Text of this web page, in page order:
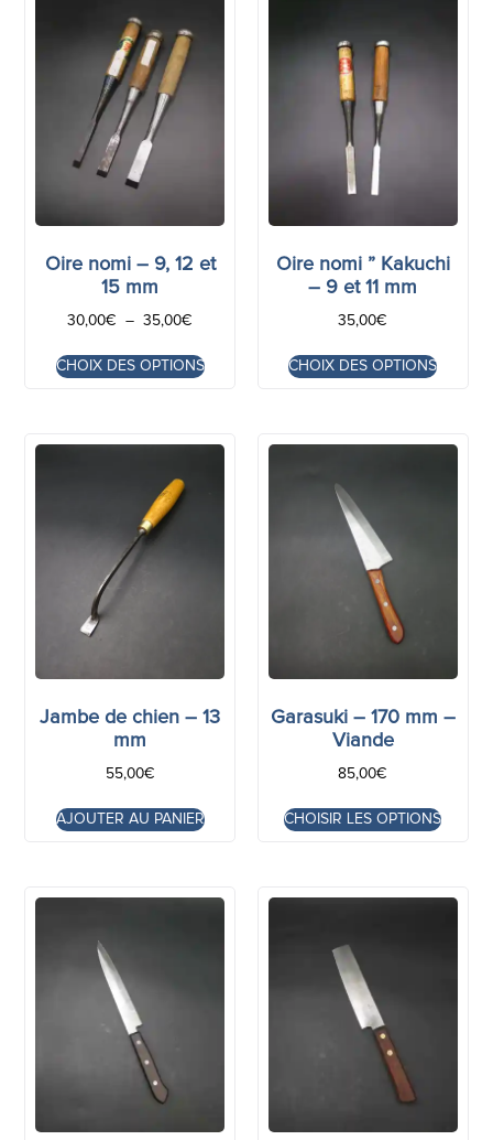
Oire nomi – 9, 12 et
15 mm
30,00€ – 35,00€
CHOIX DES OPTIONS
Oire nomi ” Kakuchi
– 9 et 11 mm
35,00€
CHOIX DES OPTIONS
Jambe de chien – 13
mm
55,00€
AJOUTER AU PANIER
Garasuki – 170 mm –
Viande
85,00€
CHOISIR LES OPTIONS